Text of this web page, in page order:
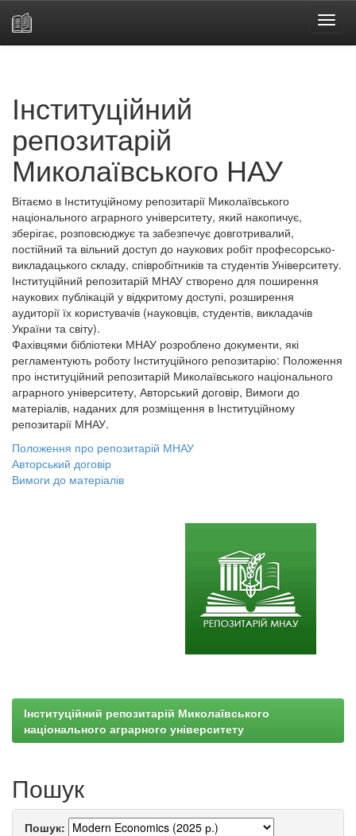
Інституційний
репозитарій
Миколаївського НАУ
Вітаємо в Інституційному репозитарії Миколаївського
національного аграрного університету, який накопичує,
зберігає, розповсюджує та забезпечує довготривалий,
постійний та вільний доступ до наукових робіт професорсько-
викладацького складу, співробітників та студентів Університету.
Інституційний репозитарій МНАУ створено для поширення
наукових публікацій у відкритому доступі, розширення
аудиторії їх користувачів (науковців, студентів, викладачів
України та світу).
Фахівцями бібліотеки МНАУ розроблено документи, які
регламентують роботу Інституційного репозитарію: Положення
про інституційний репозитарій Миколаївського національного
аграрного університету, Авторський договір, Вимоги до
матеріалів, наданих для розміщення в Інституційному
репозитарії МНАУ.
Положення про репозитарій МНАУ
Авторський договір
Вимоги до матеріалів
Інституційний репозитарій Миколаївського
національного аграрного університету
Пошук
Пошук: